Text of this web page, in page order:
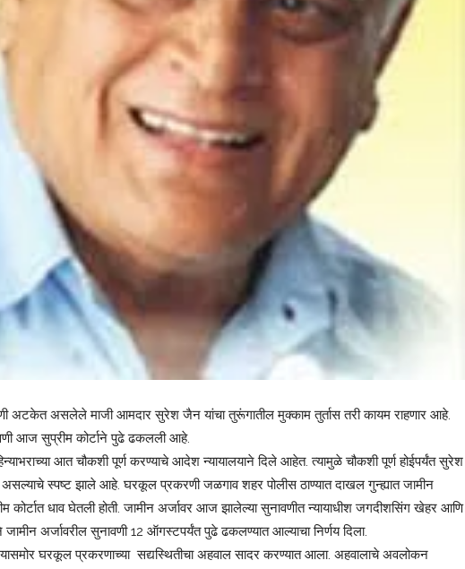
अटकेत असलेले माजी आमदार सुरेश जैन यांचा तुरूंगातील मुक्काम तुर्तास तरी कायम राहणार आहे.
आज सुप्रीम कोर्टाने पुढे ढकलली आहे.
आत चौकशी पूर्ण करण्याचे आदेश न्यायालयाने दिले आहेत. त्यामुळे चौकशी पूर्ण होईपर्यंत सुरेश
असल्याचे स्पष्ट झाले आहे. घरकूल प्रकरणी जळगाव शहर पोलीस ठाण्यात दाखल गुन्ह्यात जामीन
कोर्टात धाव घेतली होती. जामीन अर्जावर आज झालेल्या सुनावणीत न्यायाधीश जगदीशसिंग खेहर आणि
अर्जावरील सुनावणी 12 ऑगस्टपर्यंत पुढे ढकलण्यात आल्याचा निर्णय दिला.
घरकूल प्रकरणाच्या सद्यस्थितीचा अहवाल सादर करण्यात आला. अहवालाचे अवलोकन